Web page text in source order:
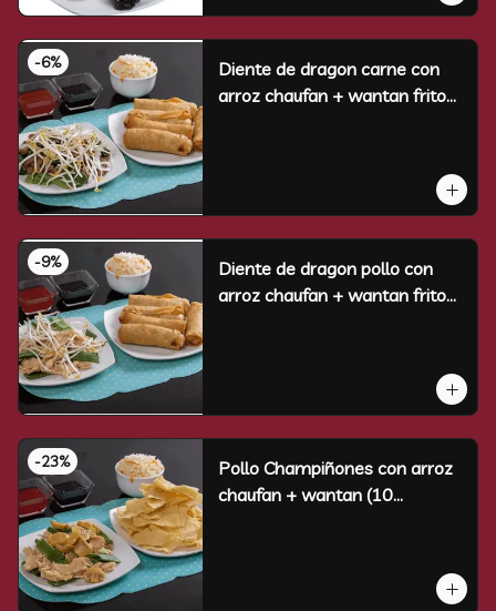
-6%
Diente de dragon carne con
arroz chaufan + wantan frito
-9%
Diente de dragon pollo con
arroz chaufan + wantan frito
-23%
Pollo Champiñones con arroz
chaufan + wantan (10